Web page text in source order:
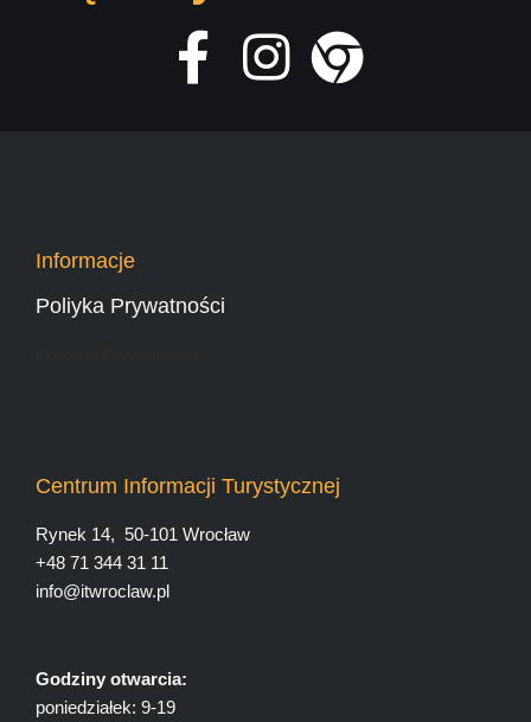
Informacje
Poliyka Prywatności
Centrum Informacji Turystycznej
Rynek 14, 50-101 Wrocław
+48 71 344 31 11
info@itwroclaw.pl
Godziny otwarcia:
poniedziałek: 9-19